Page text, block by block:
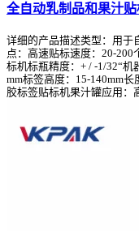
全自动乳制品和果汁
详细的产品描述类型：用于
点：高速贴标速度：20-
标机标瓶精度：+ / -1/32“机
mm标签高度：15-140mm
胶标签贴标机果汁罐应用：高